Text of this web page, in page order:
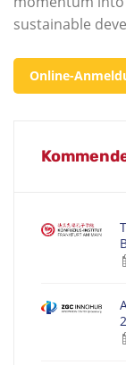
sustainable
Online-